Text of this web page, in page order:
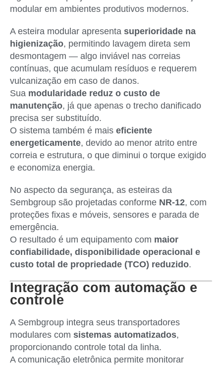
modular em ambientes produtivos modernos.
A esteira modular apresenta superioridade na
higienização, permitindo lavagem direta sem
desmontagem — algo inviável nas correias
contínuas, que acumulam resíduos e requerem
vulcanização em caso de danos.
Sua modularidade reduz o custo de
manutenção, já que apenas o trecho danificado
precisa ser substituído.
O sistema também é mais eficiente
energeticamente, devido ao menor atrito entre
correia e estrutura, o que diminui o torque exigido
e economiza energia.
No aspecto da segurança, as esteiras da
Sembgroup são projetadas conforme NR-12, com
proteções fixas e móveis, sensores e parada de
emergência.
O resultado é um equipamento com maior
confiabilidade, disponibilidade operacional e
custo total de propriedade (TCO) reduzido.
Integração com automação e
controle
A Sembgroup integra seus transportadores
modulares com sistemas automatizados,
proporcionando controle total da linha.
A comunicação eletrônica permite monitorar